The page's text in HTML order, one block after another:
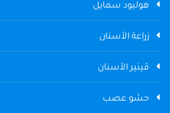
هوليود سمايل
زراعة الأسنان
ڤينير الأسنان
حشو عصب